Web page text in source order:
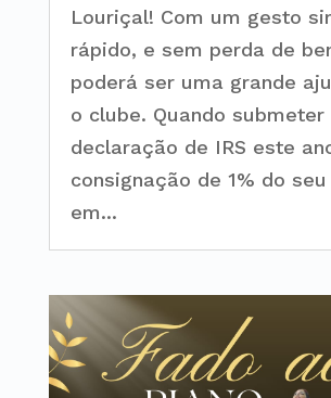
Louriçal! Com um gesto
rápido, e sem perda de
poderá ser uma grande
o clube. Quando submeter
declaração de IRS este
consignação de 1% do seu
em...